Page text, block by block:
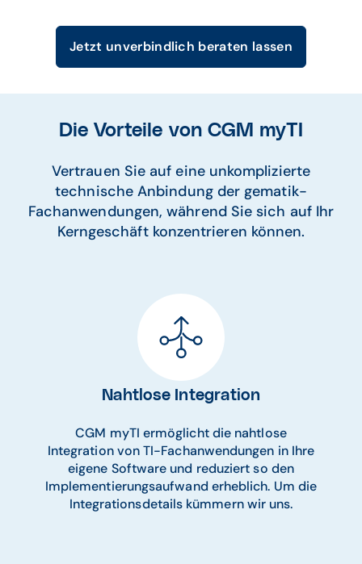
Jetzt unverbindlich beraten lassen
Die Vorteile von CGM myTI
Vertrauen Sie auf eine unkomplizierte
technische Anbindung der gematik-
Fachanwendungen, während Sie sich auf Ihr
Kerngeschäft konzentrieren können.
Nahtlose Integration
CGM myTI ermöglicht die nahtlose
Integration von TI-Fachanwendungen in Ihre
eigene Software und reduziert so den
Implementierungsaufwand erheblich. Um die
Integrationsdetails kümmern wir uns.